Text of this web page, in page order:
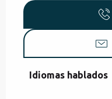
Idiomas hablados
Idiomas hablados